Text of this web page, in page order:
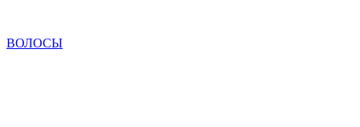
ВОЛОСЫ